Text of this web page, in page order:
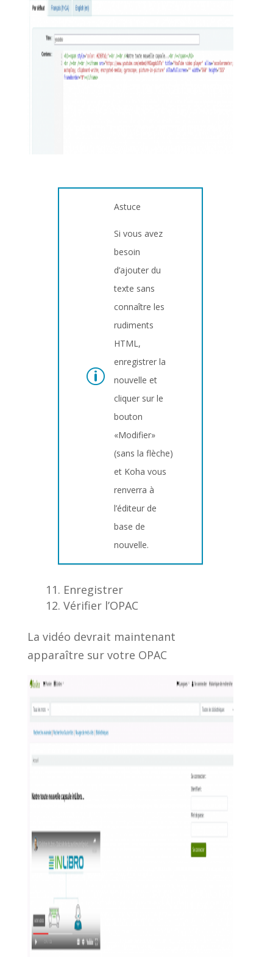
Astuce
Si vous avez
besoin
d’ajouter du
texte sans
connaître les
rudiments
HTML,
enregistrer la
nouvelle et
cliquer sur le
bouton
«Modifier»
(sans la flèche)
et Koha vous
renverra à
l’éditeur de
base de
nouvelle.
Enregistrer
Vérifier l’OPAC
La vidéo devrait maintenant
apparaître sur votre OPAC